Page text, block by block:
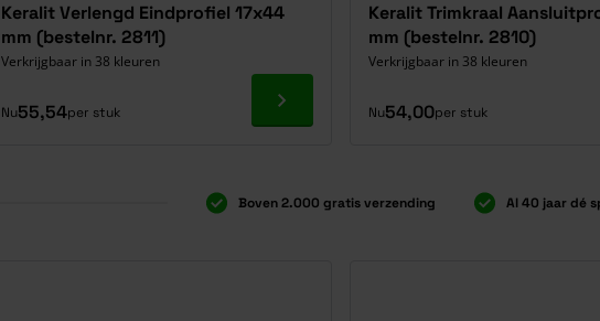
Keralit Verlengd Eindprofiel 17x44
mm (bestelnr. 2811)
Verkrijgbaar in 38 kleuren
Nu55,54per stuk Ga naar product
Keralit Trimkraal
mm (bestelnr. 2810)
Verkrijgbaar in 38 kleuren
Nu54,00per stuk
Boven 2.000 gratis verzending Al 40 jaar dé